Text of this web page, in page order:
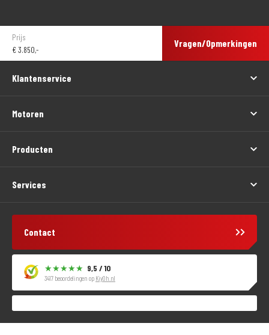
Prijs
€3.850,-
Vragen/Opmerkingen
Klantenservice
Motoren
Producten
Services
Contact
9,5 / 10
3417 beoordelingen op KiyOh.nl